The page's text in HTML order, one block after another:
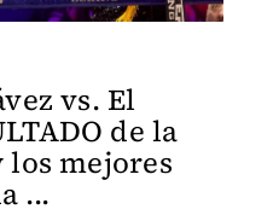
vs. El
de la
los mejores
...